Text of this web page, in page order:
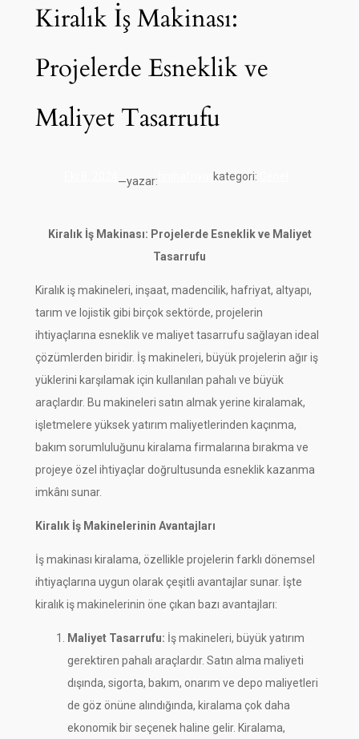
Kiralık İş Makinası:
Projelerde Esneklik ve
Maliyet Tasarrufu
—yazar: kategori:
Kiralık İş Makinası: Projelerde Esneklik ve Maliyet
Tasarrufu
Kiralık iş makineleri, inşaat, madencilik, hafriyat, altyapı,
tarım ve lojistik gibi birçok sektörde, projelerin
ihtiyaçlarına esneklik ve maliyet tasarrufu sağlayan ideal
çözümlerden biridir. İş makineleri, büyük projelerin ağır iş
yüklerini karşılamak için kullanılan pahalı ve büyük
araçlardır. Bu makineleri satın almak yerine kiralamak,
işletmelere yüksek yatırım maliyetlerinden kaçınma,
bakım sorumluluğunu kiralama firmalarına bırakma ve
projeye özel ihtiyaçlar doğrultusunda esneklik kazanma
imkânı sunar.
Kiralık İş Makinelerinin Avantajları
İş makinası kiralama, özellikle projelerin farklı dönemsel
ihtiyaçlarına uygun olarak çeşitli avantajlar sunar. İşte
kiralık iş makinelerinin öne çıkan bazı avantajları:
Maliyet Tasarrufu: İş makineleri, büyük yatırım
gerektiren pahalı araçlardır. Satın alma maliyeti
dışında, sigorta, bakım, onarım ve depo maliyetleri
de göz önüne alındığında, kiralama çok daha
ekonomik bir seçenek haline gelir. Kiralama,